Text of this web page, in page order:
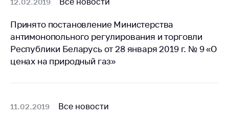
технику
Решение Комиссии
по установлению
факта нарушения
(отсутствия)
нарушения
Предостережения и
Принято постановление Министерства
антимонопольного регулирования и торговли
Республики Беларусь от 28 января 2019 г. № 9 «О
ценах на природный газ»
11.02.2019 Все новости